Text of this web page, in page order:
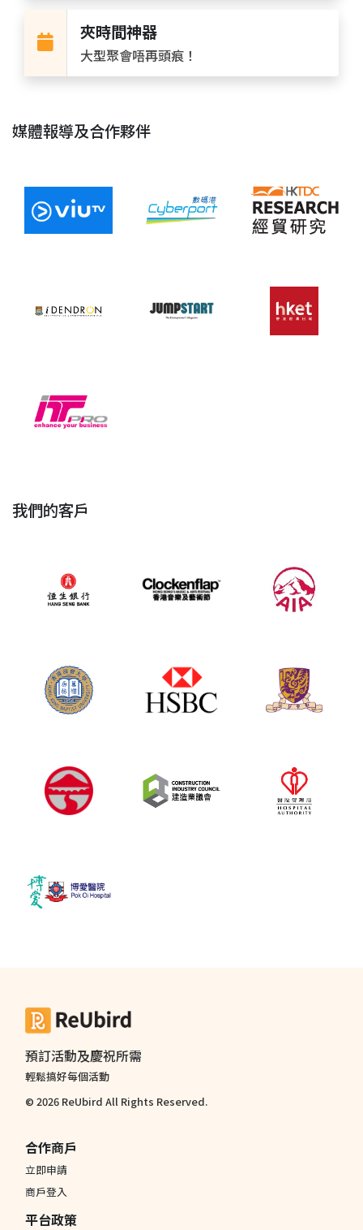
夾時間神器
大型聚會唔再頭痕！
媒體報導及合作夥伴
我們的客戶
預訂活動及慶祝所需
輕鬆搞好每個活動
© 2026 ReUbird All Rights Reserved.
合作商戶
立即申請
商戶登入
平台政策